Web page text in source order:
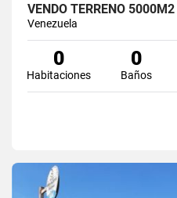
Venezuela
0
Habitaciones
0
Baños